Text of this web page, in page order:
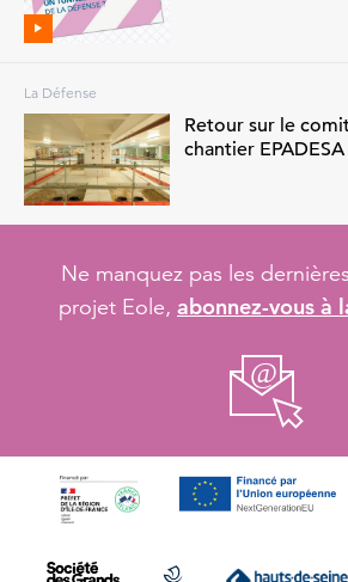
La Défense
Retour sur le
chantier
Ne manquez pas les
projet Eole, abonnez-vous à